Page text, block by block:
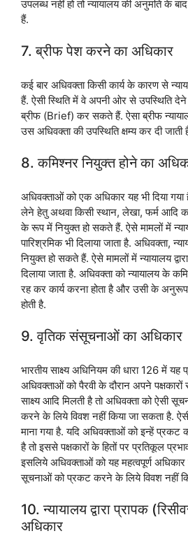
उपलब्ध नहीं हो तो न्यायालय की अनुमति के
हैं.
7. ब्रीफ पेश करने का अधिकार
कई बार अधिवक्ता किसी कार्य के कारण से
हैं. ऐसी स्थिति में वे अपनी ओर से उपस्थिति
ब्रीफ (Brief) कर सकते हैं. ऐसा ब्रीफ
उस अधिवक्ता की उपस्थिति क्षम्य कर दी जाती
8. कमिश्नर नियुक्त होने का
अधिवक्ताओं को एक अधिकार यह भी दिया गया
लेने हेतु अथवा किसी स्थान, लेखा, फर्म आदि
के रूप में नियुक्त हो सकते हैं. ऐसे मामलों में
पारिश्रमिक भी दिलाया जाता है. अधिवक्ता,
नियुक्त हो सकते हैं. ऐसे मामलों में न्यायालय
दिलाया जाता है. अधिवक्ता को न्यायालय के
रह कर कार्य करना होता है और उसी के अनुरूप
होती है.
9. वृतिक संसूचनाओं का अधिकार
भारतीय साक्ष्य अधिनियम की धारा 126 में यह
अधिवक्ताओं को पैरवी के दौरान अपने
साक्ष्य आदि मिलती है तो अधिवक्ता को ऐसी
करने के लिये विवश नहीं किया जा सकता है.
माना गया है. यदि अधिवक्ताओं को इन्हें प्रकट
है तो इससे पक्षकारों के हितों पर प्रतिकूल
इसलिये अधिवक्ताओं को यह महत्वपूर्ण अधिकार
सूचनाओं को प्रकट करने के लिये विवश नहीं
10. न्यायालय द्वारा प्रापक
अधिकार